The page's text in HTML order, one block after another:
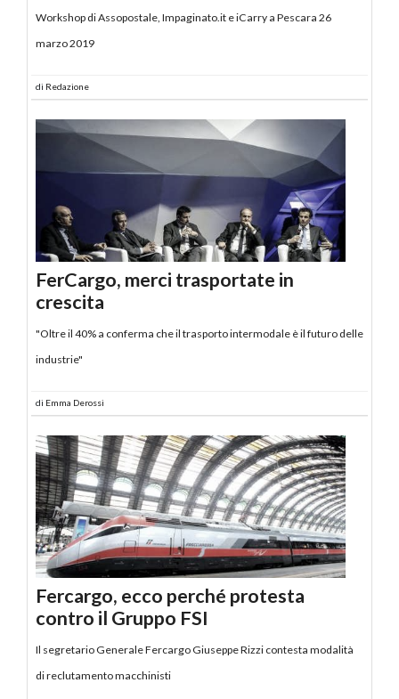
Workshop di Assopostale, Impaginato.it e iCarry a Pescara 26
marzo 2019
di Redazione
FerCargo, merci trasportate in
crescita
"Oltre il 40% a conferma che il trasporto intermodale è il futuro delle
industrie"
di Emma Derossi
Fercargo, ecco perché protesta
contro il Gruppo FSI
Il segretario Generale Fercargo Giuseppe Rizzi contesta modalità
di reclutamento macchinisti